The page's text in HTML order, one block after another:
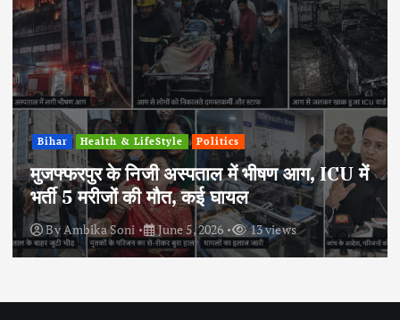
Bihar Health & LifeStyle Politics
मुजफ्फरपुर के निजी अस्पताल में भीषण आग, ICU में
भर्ती 5 मरीजों की मौत, कई घायल
ByAmbika Soni June 5, 2026 13 views